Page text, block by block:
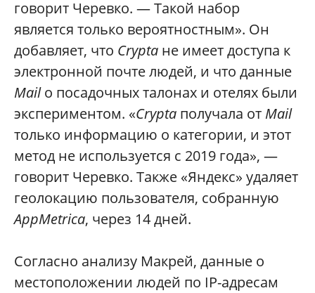
говорит Черевко. — Такой набор
является только вероятностным». Он
добавляет, что Crypta не имеет доступа к
электронной почте людей, и что данные
Mailо посадочных талонах и отелях были
экспериментом. «Crypta получала от Mail
только информацию о категории, и этот
метод не используется с 2019 года», —
говорит Черевко. Также «Яндекс» удаляет
геолокацию пользователя, собранную
AppMetrica, через 14 дней.
Согласно анализу Макрей, данные о
местоположении людей по IP-адресам